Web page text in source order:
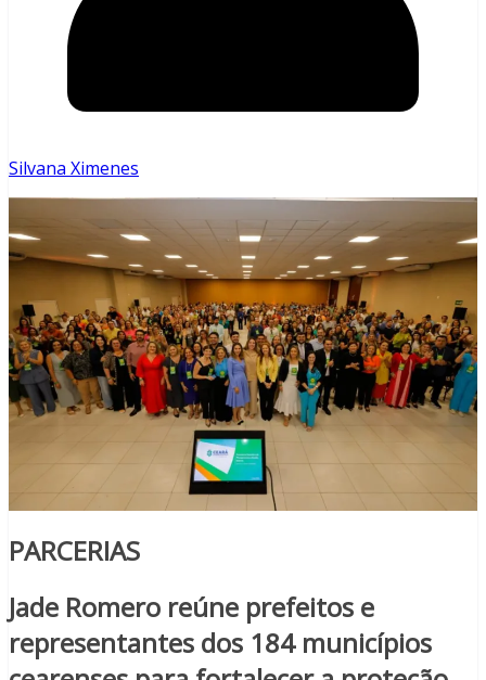
Silvana Ximenes
PARCERIAS
Jade Romero reúne prefeitos e
representantes dos 184 municípios